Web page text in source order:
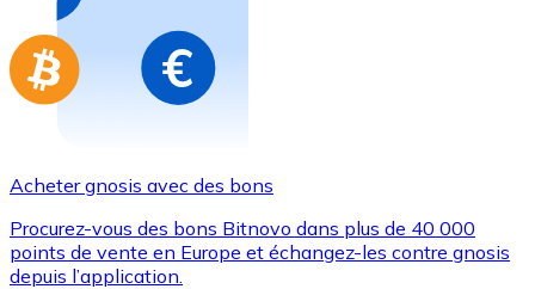
Aller à la boutique de cartes-cadeaux
Acheter gnosis avec des bons
Procurez-vous des bons Bitnovo dans plus de 40 000
points de vente en Europe et échangez-les contre gnosis
depuis l’application.